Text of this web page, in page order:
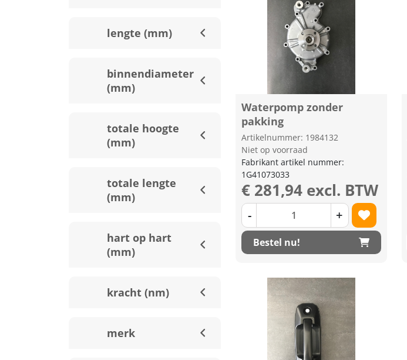
lengte (mm)
binnendiameter
(mm)
totale hoogte
(mm)
totale lengte
(mm)
hart op hart
(mm)
kracht (nm)
merk
Waterpomp zonder
pakking
Artikelnummer: 1984132
Niet op voorraad
Fabrikant artikel nummer:
1G41073033
€ 281,94 excl. BTW
- +
Bestel nu!